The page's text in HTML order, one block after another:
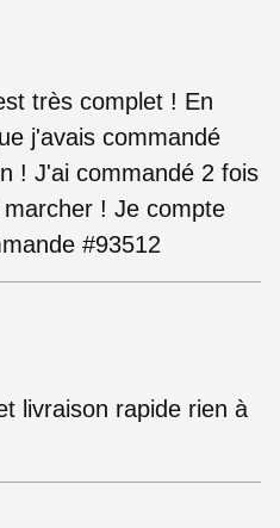
très complet ! En
j'avais commandé
! J'ai commandé 2 fois
! Je compte
#93512
livraison rapide rien à